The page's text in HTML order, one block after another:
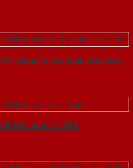
Veneer P1R2 Xoan Đào-SGD
Melamine 1-SGD